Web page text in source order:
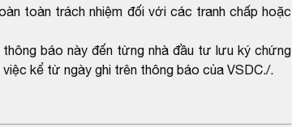
toàn trách nhiệm đối với các tranh chấp hoặc
báo này đến từng nhà đầu tư lưu ký chứng
kể từ ngày ghi trên thông báo của VSDC./.